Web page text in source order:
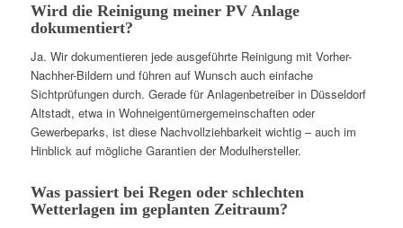
Wird die Reinigung meiner PV Anlage
dokumentiert?
Ja. Wir dokumentieren jede ausgeführte Reinigung mit Vorher-
Nachher-Bildern und führen auf Wunsch auch einfache
Sichtprüfungen durch. Gerade für Anlagenbetreiber in Düsseldorf
Altstadt, etwa in Wohneigentümergemeinschaften oder
Gewerbeparks, ist diese Nachvollziehbarkeit wichtig – auch im
Hinblick auf mögliche Garantien der Modulhersteller.
Was passiert bei Regen oder schlechten
Wetterlagen im geplanten Zeitraum?